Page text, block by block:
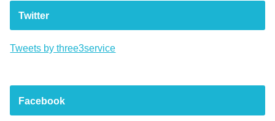
Twitter
Tweets by three3service
Facebook